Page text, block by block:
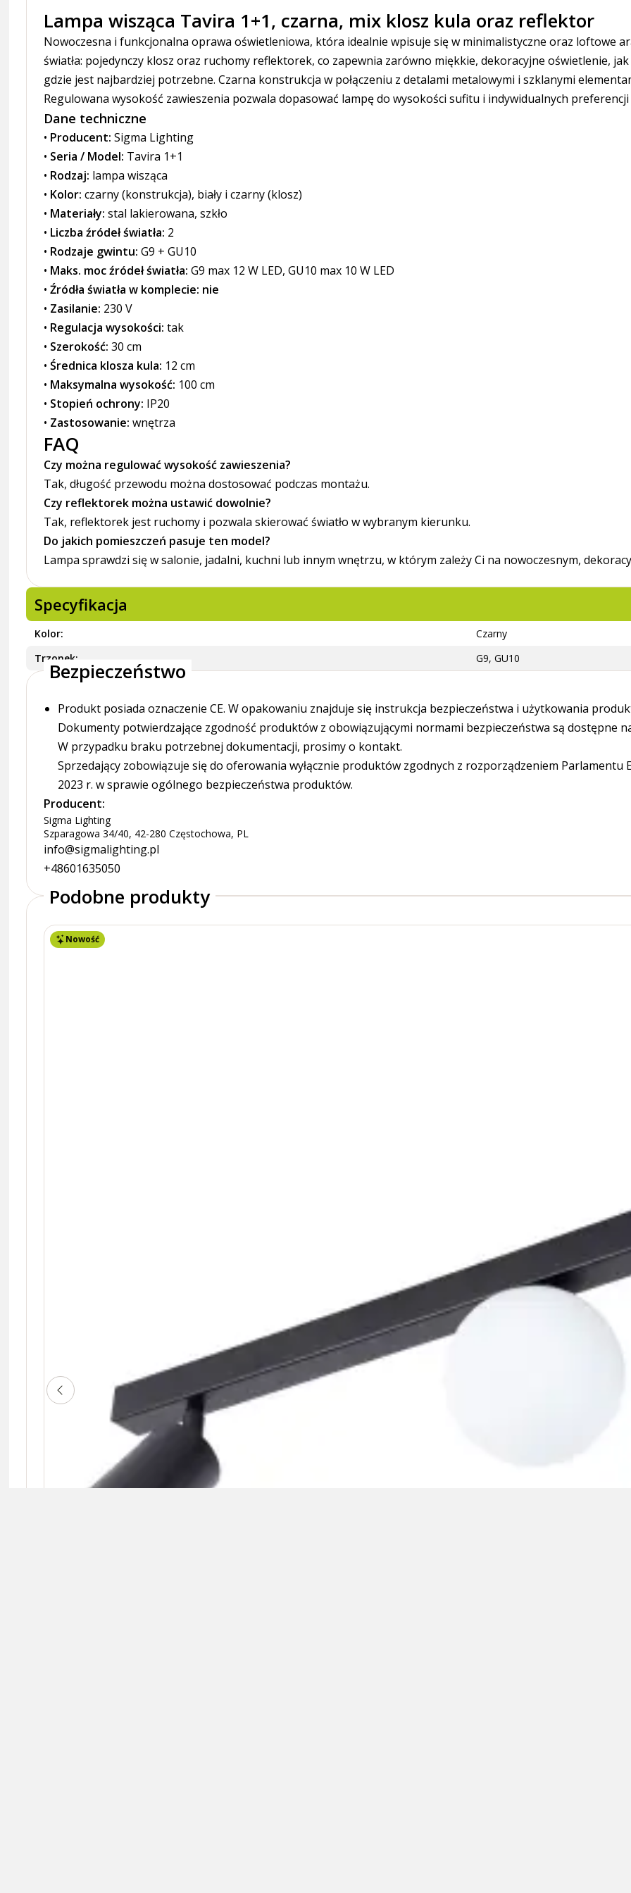
Lampa wisząca Tavira 1+1, czarna, mix klosz kula oraz reflektor
Nowoczesna i funkcjonalna oprawa oświetleniowa, która idealnie wpisuje się w minimalistyczne oraz loftowe
światła: pojedynczy klosz oraz ruchomy reflektorek, co zapewnia zarówno miękkie, dekoracyjne oświetlenie,
gdzie jest najbardziej potrzebne. Czarna konstrukcja w połączeniu z detalami metalowymi i szklanymi
Regulowana wysokość zawieszenia pozwala dopasować lampę do wysokości sufitu i indywidualnych preferencji
Dane techniczne
• Producent: Sigma Lighting
• Seria / Model: Tavira 1+1
• Rodzaj: lampa wisząca
• Kolor: czarny (konstrukcja), biały i czarny (klosz)
• Materiały: stal lakierowana, szkło
• Liczba źródeł światła: 2
• Rodzaje gwintu: G9 + GU10
• Maks. moc źródeł światła: G9 max 12 W LED, GU10 max 10 W LED
•Źródła światła w komplecie: nie
• Zasilanie: 230 V
• Regulacja wysokości: tak
• Szerokość: 30 cm
•Średnica klosza kula: 12 cm
• Maksymalna wysokość: 100 cm
• Stopień ochrony: IP20
• Zastosowanie: wnętrza
FAQ
Czy można regulować wysokość zawieszenia?
Tak, długość przewodu można dostosować podczas montażu.
Czy reflektorek można ustawić dowolnie?
Tak, reflektorek jest ruchomy i pozwala skierować światło w wybranym kierunku.
Do jakich pomieszczeń pasuje ten model?
Lampa sprawdzi się w salonie, jadalni, kuchni lub innym wnętrzu, w którym zależy Ci na nowoczesnym,
Specyfikacja
Kolor
Czarny
Trzonek
G9, GU10
Bezpieczeństwo
Produkt posiada oznaczenie CE. W opakowaniu znajduje się instrukcja bezpieczeństwa i użytkowania
Dokumenty potwierdzające zgodność produktów z obowiązującymi normami bezpieczeństwa są dostępne
W przypadku braku potrzebnej dokumentacji, prosimy o kontakt.
Sprzedający zobowiązuje się do oferowania wyłącznie produktów zgodnych z rozporządzeniem Parlamentu
2023 r. w sprawie ogólnego bezpieczeństwa produktów.
Producent:
Sigma Lighting
Szparagowa 34/40, 42-280 Częstochowa, PL
info@sigmalighting.pl
+48601635050
Podobne produkty
Nowość